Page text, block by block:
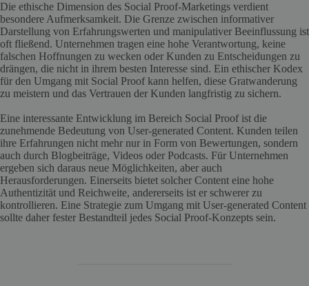
Die ethische Dimension des Social Proof-Marketings verdient
besondere Aufmerksamkeit. Die Grenze zwischen informativer
Darstellung von Erfahrungswerten und manipulativer Beeinflussung ist
oft fließend. Unternehmen tragen eine hohe Verantwortung, keine
falschen Hoffnungen zu wecken oder Kunden zu Entscheidungen zu
drängen, die nicht in ihrem besten Interesse sind. Ein ethischer Kodex
für den Umgang mit Social Proof kann helfen, diese Gratwanderung
zu meistern und das Vertrauen der Kunden langfristig zu sichern.
Eine interessante Entwicklung im Bereich Social Proof ist die
zunehmende Bedeutung von User-generated Content. Kunden teilen
ihre Erfahrungen nicht mehr nur in Form von Bewertungen, sondern
auch durch Blogbeiträge, Videos oder Podcasts. Für Unternehmen
ergeben sich daraus neue Möglichkeiten, aber auch
Herausforderungen. Einerseits bietet solcher Content eine hohe
Authentizität und Reichweite, andererseits ist er schwerer zu
kontrollieren. Eine Strategie zum Umgang mit User-generated Content
sollte daher fester Bestandteil jedes Social Proof-Konzepts sein.